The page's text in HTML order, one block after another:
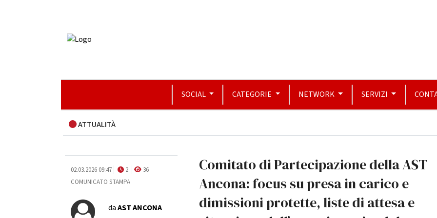
SOCIAL CATEGORIE NETWORK SERVIZI
ATTUALITÀ
02.03.2026 09:47 2
36
COMUNICATO STAMPA
daAST ANCONA
Comitato di Partecipazione della AST
Ancona: focus su presa in carico e
dimissioni protette, liste di attesa e